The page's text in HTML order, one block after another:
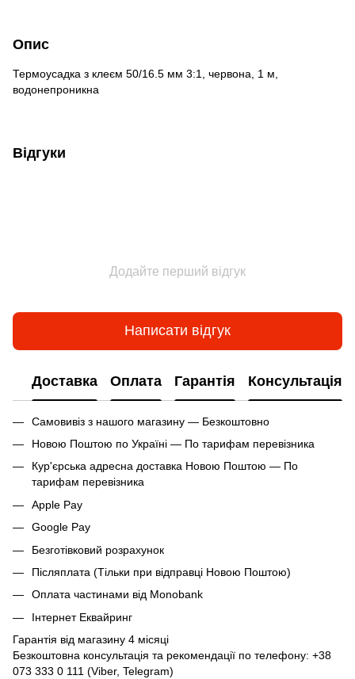
Опис
Термоусадка з клеєм 50/16.5 мм 3:1, червона, 1 м,
водонепроникна
Відгуки
Додайте перший відгук
Написати відгук
Доставка Оплата Гарантія Консультація
Самовивіз з нашого магазину — Безкоштовно
Новою Поштою по Україні — По тарифам перевізника
Кур'єрська адресна доставка Новою Поштою — По
тарифам перевізника
Apple Pay
Google Pay
Безготівковий розрахунок
Післяплата (Тільки при відправці Новою Поштою)
Оплата частинами від Monobank
Інтернет Еквайринг
Гарантія від магазину 4 місяці
Безкоштовна консультація та рекомендації по телефону: +38
073 333 0 111 (Viber, Telegram)